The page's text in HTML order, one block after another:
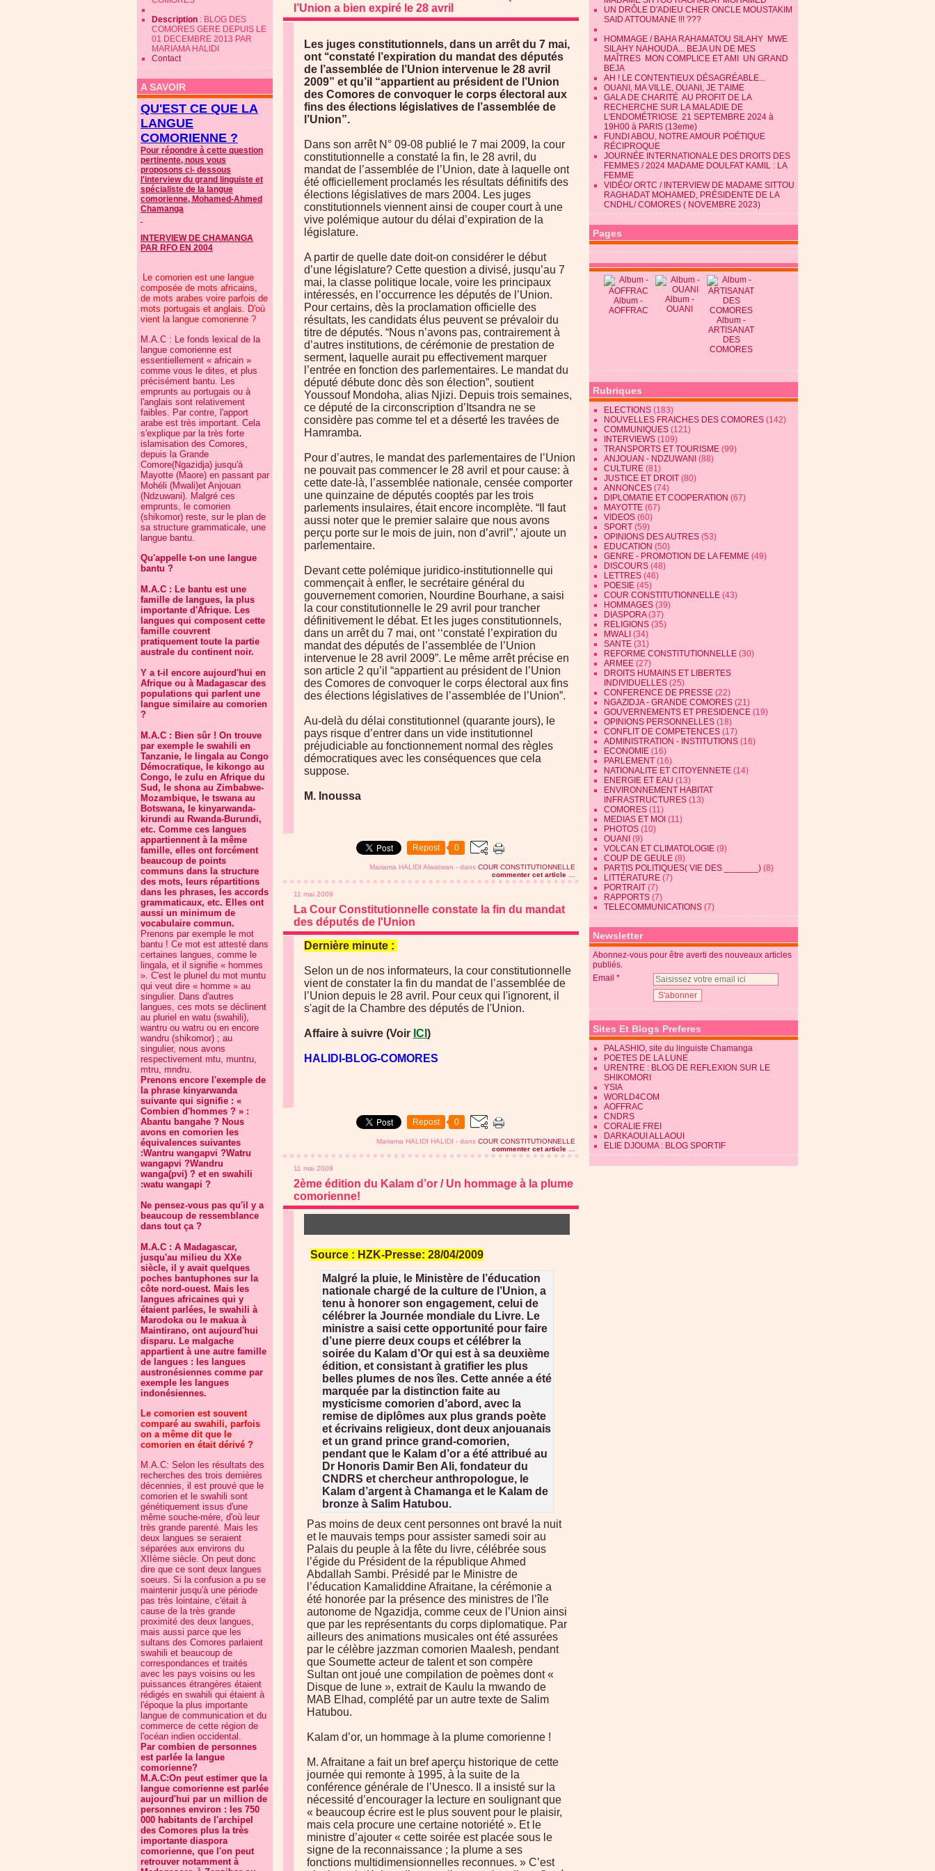
Description : BLOG DES
COMORES GERE DEPUIS LE
01 DECEMBRE 2013 PAR
MARIAMA HALIDI
Contact
A SAVOIR
QU'EST CE QUE LA
LANGUE
COMORIENNE ?
Pour répondre à cette question
pertinente, nous vous
proposons ci- dessous
l'interview du grand linguiste et
spécialiste de la langue
comorienne, Mohamed-Ahmed
Chamanga
INTERVIEW DE CHAMANGA
PAR RFO EN 2004
Le comorien est une langue
composée de mots africains,
de mots arabes voire parfois de
mots portugais et anglais. D'où
vient la langue comorienne ?
M.A.C : Le fonds lexical de la
langue comorienne est
essentiellement « africain »
comme vous le dites, et plus
précisément bantu. Les
emprunts au portugais ou à
l'anglais sont relativement
faibles. Par contre, l'apport
arabe est très important. Cela
s'explique par la très forte
islamisation des Comores,
depuis la Grande
Comore(Ngazidja) jusqu'à
Mayotte (Maore) en passant par
Mohéli (Mwali)et Anjouan
(Ndzuwani). Malgré ces
emprunts, le comorien
(shikomor) reste, sur le plan de
sa structure grammaticale, une
langue bantu.
Qu'appelle t-on une langue
bantu ?
M.A.C : Le bantu est une
famille de langues, la plus
importante d'Afrique. Les
langues qui composent cette
famille couvrent
pratiquement toute la partie
australe du continent noir.
Y a t-il encore aujourd'hui en
Afrique ou à Madagascar des
populations qui parlent une
langue similaire au comorien
?
M.A.C : Bien sûr ! On trouve
par exemple le swahili en
Tanzanie, le lingala au Congo
Démocratique, le kikongo au
Congo, le zulu en Afrique du
Sud, le shona au Zimbabwe-
Mozambique, le tswana au
Botswana, le kinyarwanda-
kirundi au Rwanda-Burundi,
etc. Comme ces langues
appartiennent à la même
famille, elles ont forcément
beaucoup de points
communs dans la structure
des mots, leurs répartitions
dans les phrases, les accords
grammaticaux, etc. Elles ont
aussi un minimum de
vocabulaire commun.
Prenons par exemple le mot
bantu ! Ce mot est attesté dans
certaines langues, comme le
lingala, et il signifie « hommes
». C'est le pluriel du mot muntu
qui veut dire « homme » au
singulier. Dans d'autres
langues, ces mots se déclinent
au pluriel en watu (swahili),
wantru ou watru ou en encore
wandru (shikomor) ; au
singulier, nous avons
respectivement mtu, muntru,
mtru, mndru.
Prenons encore l'exemple de
la phrase kinyarwanda
suivante qui signifie : «
Combien d'hommes ? » :
Abantu bangahe ? Nous
avons en comorien les
équivalences suivantes
:Wantru wangapvi ?Watru
wangapvi ?Wandru
wanga(pvi) ? et en swahili
:watu wangapi ?
Ne pensez-vous pas qu'il y a
beaucoup de ressemblance
dans tout ça ?
M.A.C : A Madagascar,
jusqu'au milieu du XXe
siècle, il y avait quelques
poches bantuphones sur la
côte nord-ouest. Mais les
langues africaines qui y
étaient parlées, le swahili à
Marodoka ou le makua à
Maintirano, ont aujourd'hui
disparu. Le malgache
appartient à une autre famille
de langues : les langues
austronésiennes comme par
exemple les langues
indonésiennes.
Le comorien est souvent
comparé au swahili, parfois
on a même dit que le
comorien en était dérivé ?
M.A.C: Selon les résultats des
recherches des trois dernières
décennies, il est prouvé que le
comorien et le swahili sont
génétiquement issus d'une
même souche-mère, d'où leur
très grande parenté. Mais les
deux langues se seraient
séparées aux environs du
XIIème siècle. On peut donc
dire que ce sont deux langues
soeurs. Si la confusion a pu se
maintenir jusqu'à une période
pas très lointaine, c'était à
cause de la très grande
proximité des deux langues,
mais aussi parce que les
sultans des Comores parlaient
swahili et beaucoup de
correspondances et traités
avec les pays voisins ou les
puissances étrangères étaient
rédigés en swahili qui étaient à
l'époque la plus importante
langue de communication et du
commerce de cette région de
l'océan indien occidental.
Par combien de personnes
est parlée la langue
comorienne?
M.A.C:On peut estimer que la
langue comorienne est parlée
aujourd'hui par un million de
personnes environ : les 750
000 habitants de l'archipel
des Comores plus la très
importante diaspora
comorienne, que l'on peut
retrouver notamment à
l’Union a bien expiré le 28 avril
Les juges constitutionnels, dans un arrêt du 7 mai,
ont ‘‘constaté l’expiration du mandat des députés
de l’assemblée de l’Union intervenue le 28 avril
2009” et qu’il “appartient au président de l’Union
des Comores de convoquer le corps électoral aux
fins des élections législatives de l’assemblée de
l’Union”.
Dans son arrêt N° 09-08 publié le 7 mai 2009, la cour
constitutionnelle a constaté la fin, le 28 avril, du
mandat de l’assemblée de l’Union, date à laquelle ont
été officiellement proclamés les résultats définitifs des
élections législatives de mars 2004. Les juges
constitutionnels viennent ainsi de couper court à une
vive polémique autour du délai d’expiration de la
législature.
A partir de quelle date doit-on considérer le début
d’une législature? Cette question a divisé, jusqu’au 7
mai, la classe politique locale, voire les principaux
intéressés, en l’occurrence les députés de l’Union.
Pour certains, dès la proclamation officielle des
résultats, les candidats élus peuvent se prévaloir du
titre de députés. “Nous n’avons pas, contrairement à
d’autres institutions, de cérémonie de prestation de
serment, laquelle aurait pu effectivement marquer
l’entrée en fonction des parlementaires. Le mandat du
député débute donc dès son élection”, soutient
Youssouf Mondoha, alias Njizi. Depuis trois semaines,
ce député de la circonscription d’Itsandra ne se
considère pas comme tel et a déserté les travées de
Hamramba.
Pour d’autres, le mandat des parlementaires de l’Union
ne pouvait pas commencer le 28 avril et pour cause: à
cette date-là, l’assemblée nationale, censée comporter
une quinzaine de députés cooptés par les trois
parlements insulaires, était encore incomplète. “Il faut
aussi noter que le premier salaire que nous avons
perçu porte sur le mois de juin, non d’avril”,’ ajoute un
parlementaire.
Devant cette polémique juridico-institutionnelle qui
commençait à enfler, le secrétaire général du
gouvernement comorien, Nourdine Bourhane, a saisi
la cour constitutionnelle le 29 avril pour trancher
définitivement le débat. Et les juges constitutionnels,
dans un arrêt du 7 mai, ont ‘‘constaté l’expiration du
mandat des députés de l’assemblée de l’Union
intervenue le 28 avril 2009”. Le même arrêt précise en
son article 2 qu’il “appartient au président de l’Union
des Comores de convoquer le corps électoral aux fins
des élections législatives de l’assemblée de l’Union”.
Au-delà du délai constitutionnel (quarante jours), le
pays risque d’entrer dans un vide institutionnel
préjudiciable au fonctionnement normal des règles
démocratiques avec les conséquences que cela
suppose.
M. Inoussa
Repost 0
Mariama HALIDI Alwatwan - dans COUR CONSTITUTIONNELLE
commenter cet article
11 mai 2009
La Cour Constitutionnelle constate la fin du mandat
des députés de l'Union
Dernière minute :
Selon un de nos informateurs, la cour constitutionnelle
vient de constater la fin du mandat de l’assemblée de
l’Union depuis le 28 avril. Pour ceux qui l'ignorent, il
s'agit de la Chambre des députés de l'Union.
Affaire à suivre (Voir ICI )
HALIDI-BLOG-COMORES
Repost 0
Mariama HALIDI HALIDI - dans COUR CONSTITUTIONNELLE
commenter cet article
11 mai 2009
2ème édition du Kalam d’or / Un hommage à la plume
comorienne!
Source : HZK-Presse: 28/04/2009
Malgré la pluie, le Ministère de l’éducation
nationale chargé de la culture de l’Union, a
tenu à honorer son engagement, celui de
célébrer la Journée mondiale du Livre. Le
ministre a saisi cette opportunité pour faire
d’une pierre deux coups et célébrer la
soirée du Kalam d’Or qui est à sa deuxième
édition, et consistant à gratifier les plus
belles plumes de nos îles. Cette année a été
marquée par la distinction faite au
mysticisme comorien d’abord, avec la
remise de diplômes aux plus grands poète
et écrivains religieux, dont deux anjouanais
et un grand prince grand-comorien,
pendant que le Kalam d’or a été attribué au
Dr Honoris Damir Ben Ali, fondateur du
CNDRS et chercheur anthropologue, le
Kalam d’argent à Chamanga et le Kalam de
bronze à Salim Hatubou.
Pas moins de deux cent personnes ont bravé la nuit
et le mauvais temps pour assister samedi soir au
Palais du peuple à la fête du livre, célébrée sous
l’égide du Président de la république Ahmed
Abdallah Sambi. Présidé par le Ministre de
l’éducation Kamaliddine Afraitane, la cérémonie a
été honorée par la présence des ministres de l’île
autonome de Ngazidja, comme ceux de l’Union ainsi
que par les représentants du corps diplomatique. Par
ailleurs des animations musicales ont été assurées
par le célèbre jazzman comorien Maalesh, pendant
que Soumette acteur de talent et son compère
Sultan ont joué une compilation de poèmes dont «
Disque de lune », extrait de Kaulu la mwando de
MAB Elhad, complété par un autre texte de Salim
Hatubou.
Kalam d’or, un hommage à la plume comorienne !
M. Afraitane a fait un bref aperçu historique de cette
journée qui remonte à 1995, à la suite de la
conférence générale de l’Unesco. Il a insisté sur la
nécessité d’encourager la lecture en soulignant que
« beaucoup écrire est le plus souvent pour le plaisir,
mais cela procure une certaine notoriété ». Et le
ministre d’ajouter « cette soirée est placée sous le
signe de la reconnaissance ; la plume a ses
fonctions multidimensionnelles reconnues. » C’est
UN DRÔLE D'ADIEU CHER ONCLE MOUSTAKIM
SAID ATTOUMANE !!! ???
HOMMAGE / BAHA RAHAMATOU SILAHY MWE
SILAHY NAHOUDA... BEJA UN DE MES
MAÎTRES MON COMPLICE ET AMI UN GRAND
BEJA
AH ! LE CONTENTIEUX DÉSAGRÉABLE...
OUANI, MA VILLE, OUANI, JE T'AIME
GALA DE CHARITÉ AU PROFIT DE LA
RECHERCHE SUR LA MALADIE DE
L'ENDOMÉTRIOSE 21 SEPTEMBRE 2024 à
19H00 à PARIS (13eme)
FUNDI ABOU, NOTRE AMOUR POÉTIQUE
RÉCIPROQUE
JOURNÉE INTERNATIONALE DES DROITS DES
FEMMES / 2024 MADAME DOULFAT KAMIL : LA
FEMME
VIDÉO/ ORTC / INTERVIEW DE MADAME SITTOU
RAGHADAT MOHAMED, PRÉSIDENTE DE LA
CNDHL/ COMORES ( NOVEMBRE 2023)
Pages
Album -
AOFFRAC
Album -
OUANI
Album -
ARTISANAT
DES
COMORES
Rubriques
ELECTIONS (183)
NOUVELLES FRAICHES DES COMORES (142)
COMMUNIQUES (121)
INTERVIEWS (109)
TRANSPORTS ET TOURISME (99)
ANJOUAN - NDZUWANI (88)
CULTURE (81)
JUSTICE ET DROIT (80)
ANNONCES (74)
DIPLOMATIE ET COOPERATION (67)
MAYOTTE (67)
VIDEOS (60)
SPORT (59)
OPINIONS DES AUTRES (53)
EDUCATION (50)
GENRE - PROMOTION DE LA FEMME (49)
DISCOURS (48)
LETTRES (46)
POESIE (45)
COUR CONSTITUTIONNELLE (43)
HOMMAGES (39)
DIASPORA(37)
RELIGIONS (35)
MWALI (34)
SANTE (31)
REFORME CONSTITUTIONNELLE (30)
ARMEE (27)
DROITS HUMAINS ET LIBERTES
INDIVIDUELLES (25)
CONFERENCE DE PRESSE (22)
NGAZIDJA - GRANDE COMORES (21)
GOUVERNEMENTS ET PRESIDENCE (19)
OPINIONS PERSONNELLES (18)
CONFLIT DE COMPETENCES (17)
ADMINISTRATION - INSTITUTIONS (16)
ECONOMIE (16)
PARLEMENT (16)
NATIONALITE ET CITOYENNETE (14)
ENERGIE ET EAU (13)
ENVIRONNEMENT HABITAT
INFRASTRUCTURES (13)
COMORES (11)
MEDIAS ET MOI (11)
PHOTOS (10)
OUANI (9)
VOLCAN ET CLIMATOLOGIE (9)
COUP DE GEULE (8)
PARTIS POLITIQUES( VIE DES _______) (8)
LITTÉRATURE (7)
PORTRAIT (7)
RAPPORTS (7)
TELECOMMUNICATIONS (7)
Newsletter
Abonnez-vous pour être averti des nouveaux articles
publiés.
Email
Sites Et Blogs Preferes
PALASHIO, site du linguiste Chamanga
POETES DE LA LUNE
URENTRE : BLOG DE REFLEXION SUR LE
SHIKOMORI
YSIA
WORLD4COM
AOFFRAC
CNDRS
CORALIE FREI
DARKAOUI ALLAOUI
ELIE DJOUMA : BLOG SPORTIF